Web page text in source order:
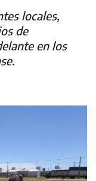
locales,
de
en los